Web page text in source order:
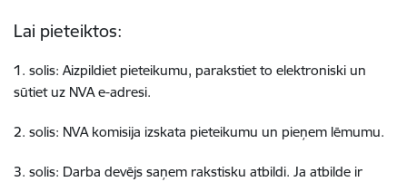
Lai pieteiktos:
1. solis: Aizpildiet pieteikumu, parakstiet to elektroniski un
sūtiet uz NVA e-adresi.
2. solis: NVA komisija izskata pieteikumu un pieņem lēmumu.
3. solis: Darba devējs saņem rakstisku atbildi. Ja atbilde ir